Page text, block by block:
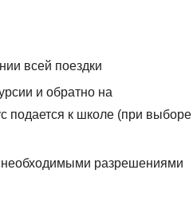
всей поездки
и обратно на
подается к школе (при выборе
необходимыми разрешениями